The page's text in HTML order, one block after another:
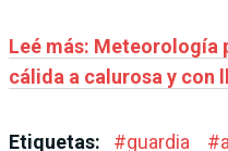
Leé más: Meteorología
cálida a calurosa y con
Etiquetas: #guardia #